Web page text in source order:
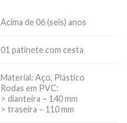
Acima de 06 (seis) anos
01 patinete com cesta
Material: Aço, Plástico
Rodas em PVC:
> dianteira – 140 mm
> traseira – 110 mm